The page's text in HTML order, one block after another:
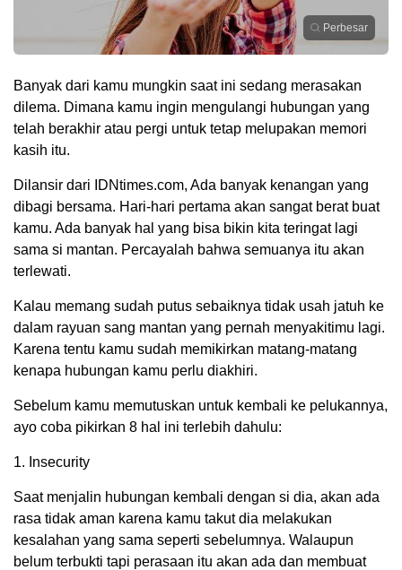
Perbesar
Banyak dari kamu mungkin saat ini sedang merasakan
dilema. Dimana kamu ingin mengulangi hubungan yang
telah berakhir atau pergi untuk tetap melupakan memori
kasih itu.
Dilansir dari IDNtimes.com, Ada banyak kenangan yang
dibagi bersama. Hari-hari pertama akan sangat berat buat
kamu. Ada banyak hal yang bisa bikin kita teringat lagi
sama si mantan. Percayalah bahwa semuanya itu akan
terlewati.
Kalau memang sudah putus sebaiknya tidak usah jatuh ke
dalam rayuan sang mantan yang pernah menyakitimu lagi.
Karena tentu kamu sudah memikirkan matang-matang
kenapa hubungan kamu perlu diakhiri.
Sebelum kamu memutuskan untuk kembali ke pelukannya,
ayo coba pikirkan 8 hal ini terlebih dahulu:
1. Insecurity
Saat menjalin hubungan kembali dengan si dia, akan ada
rasa tidak aman karena kamu takut dia melakukan
kesalahan yang sama seperti sebelumnya. Walaupun
belum terbukti tapi perasaan itu akan ada dan membuat